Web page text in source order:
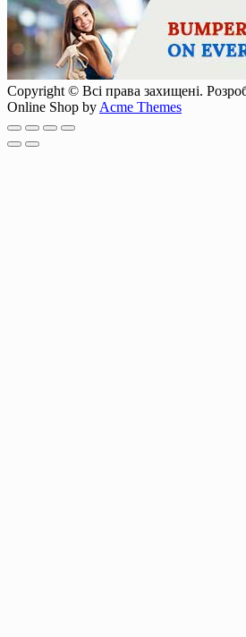
Copyright © Всі права захищені.
Online Shop by Acme Themes
Scroll
Up